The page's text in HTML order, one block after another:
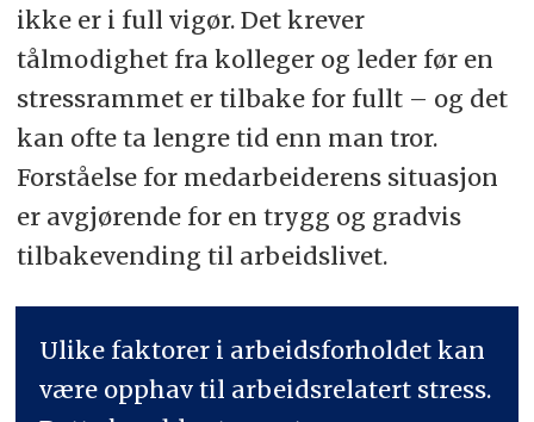
ikke er i full vigør. Det krever
tålmodighet fra kolleger og leder før en
stressrammet er tilbake for fullt – og det
kan ofte ta lengre tid enn man tror.
Forståelse for medarbeiderens situasjon
er avgjørende for en trygg og gradvis
tilbakevending til arbeidslivet.
Ulike faktorer i arbeidsforholdet kan
være opphav til arbeidsrelatert stress.